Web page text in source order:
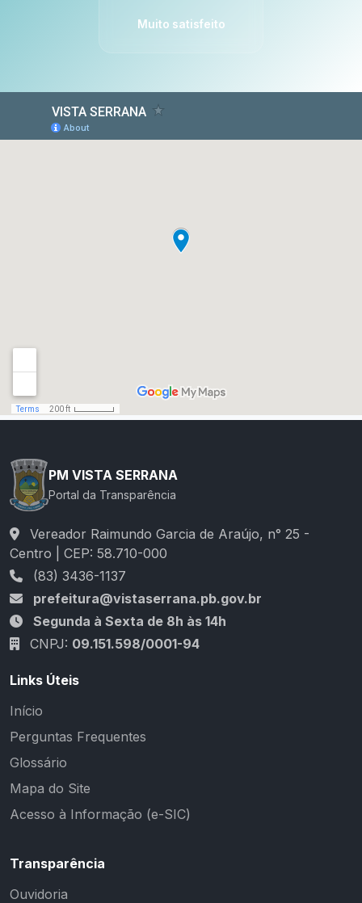
Muito satisfeito
PM VISTA SERRANA
Portal da Transparência
Vereador Raimundo Garcia de Araújo, n° 25 -
Centro | CEP: 58.710-000
(83) 3436-1137
prefeitura@vistaserrana.pb.gov.br
Segunda à Sexta de 8h às 14h
CNPJ: 09.151.598/0001-94
Links Úteis
Início
Perguntas Frequentes
Glossário
Mapa do Site
Acesso à Informação (e-SIC)
Transparência
Ouvidoria